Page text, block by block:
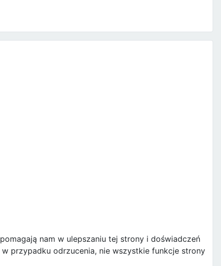
nam w ulepszaniu tej strony i doświadczeń
przypadku odrzucenia, nie wszystkie funkcje strony